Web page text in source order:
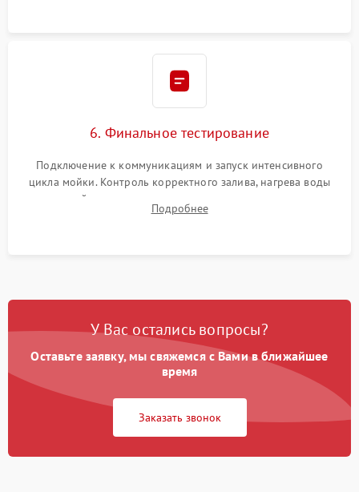
6. Финальное тестирование
Подключение к коммуникациям и запуск интенсивного
цикла мойки. Контроль корректного залива, нагрева воды
до нужной температуры, отсутствия посторонних шумов,
штатного слива и абсолютной сухости в поддоне.
Подробнее
У Вас остались вопросы?
Оставьте заявку, мы свяжемся с Вами в ближайшее
время
Заказать звонок